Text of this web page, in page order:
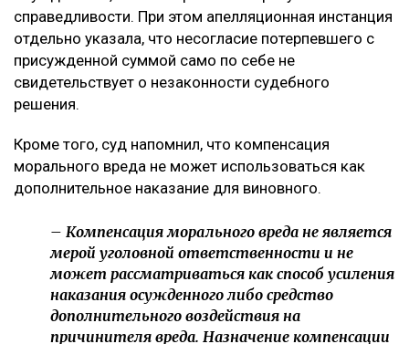
семью и реализовать свои жизненные планы. По
мнению заявителя, суд первой инстанции не в
полной мере оценил глубину нравственных
страданий отца.
Судебная коллегия оставила жалобу без
удовлетворения, подчеркнув, что оснований для
постановлении отмечается, что определение суммы
компенсации относится к оценочным полномочиям
суда и производится с учетом конкретных
обстоятельств дела, характера нравственных
страданий потерпевшего, степени вины